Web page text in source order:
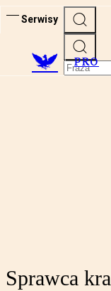
Serwisy
PRO
Sprawca